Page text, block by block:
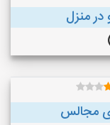
منزل
مجالس